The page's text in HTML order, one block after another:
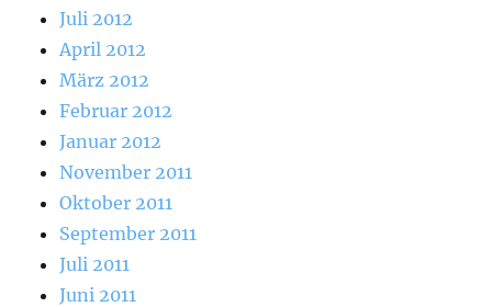
Juli 2012
April 2012
März 2012
Februar 2012
Januar 2012
November 2011
Oktober 2011
September 2011
Juli 2011
Juni 2011